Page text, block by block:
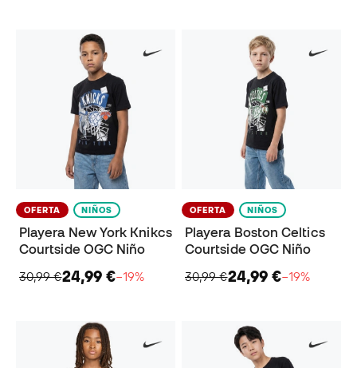
OFERTA NIÑOS
Playera New York Knikcs
Courtside OGC Niño
30,99 €24,99 €−19%
OFERTA NIÑOS
Playera Boston Celtics
Courtside OGC Niño
30,99 €24,99 €−19%